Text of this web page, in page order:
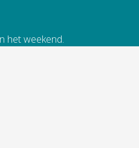
het weekend.